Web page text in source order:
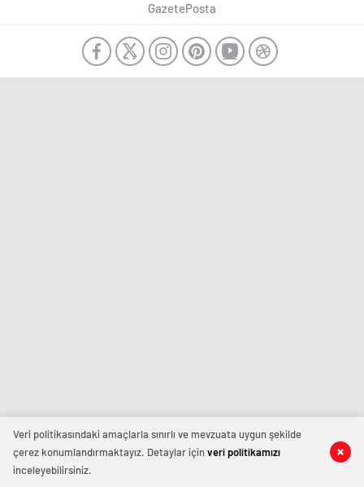
GazetePosta
Veri politikasındaki amaçlarla sınırlı ve mevzuata uygun şekilde
çerez konumlandırmaktayız. Detaylar içinveri politikamızı
inceleyebilirsiniz.